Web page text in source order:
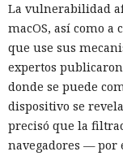
La vulnerabilidad
macOS, así como a
que use sus
expertos
donde se puede
dispositivo se
precisó que la
navegadores — por